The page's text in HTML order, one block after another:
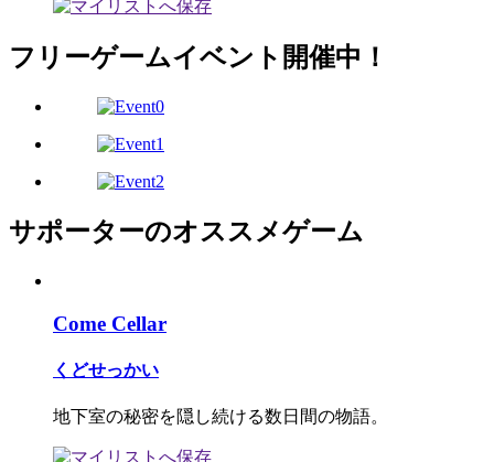
フリーゲームイベント開催中！
サポーターのオススメゲーム
Come Cellar
くどせっかい
地下室の秘密を隠し続ける数日間の物語。